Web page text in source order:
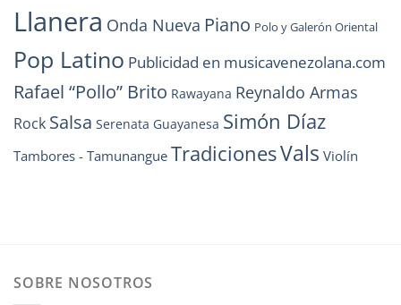
Llanera Onda Nueva Piano Polo y Galerón Oriental
Pop Latino Publicidad en musicavenezolana.com
Rafael “Pollo” Brito Rawayana Reynaldo Armas
Rock Salsa Serenata Guayanesa Simón Díaz
Tambores - Tamunangue TradicionesVals Violín
SOBRE NOSOTROS